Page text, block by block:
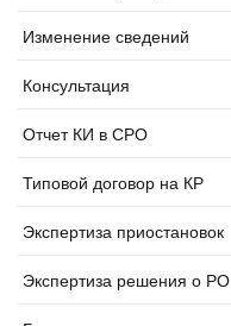
Изменение сведений
Консультация
Отчет КИ в СРО
Типовой договор на КР
Экспертиза приостановок
Экспертиза решения о РО